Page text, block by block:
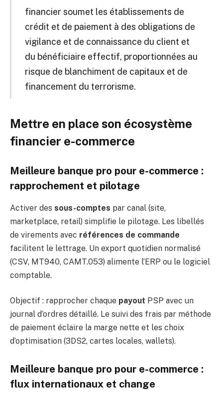
financier soumet les établissements de
crédit et de paiement à des obligations de
vigilance et de connaissance du client et
du bénéficiaire effectif, proportionnées au
risque de blanchiment de capitaux et de
financement du terrorisme.
Mettre en place son écosystème
financier e-commerce
Meilleure banque pro pour e-commerce :
rapprochement et pilotage
Activer des sous-comptes par canal (site,
marketplace, retail) simplifie le pilotage. Les libellés
de virements avec références de commande
facilitent le lettrage. Un export quotidien normalisé
(CSV, MT940, CAMT.053) alimente l’ERP ou le logiciel
comptable.
Objectif : rapprocher chaque payout PSP avec un
journal d’ordres détaillé. Le suivi des frais par méthode
de paiement éclaire la marge nette et les choix
d’optimisation (3DS2, cartes locales, wallets).
Meilleure banque pro pour e-commerce :
flux internationaux et change